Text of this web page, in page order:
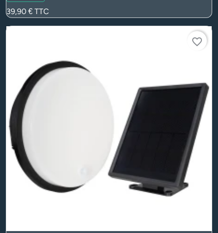
Prix
39,90 € TTC
favorite_border